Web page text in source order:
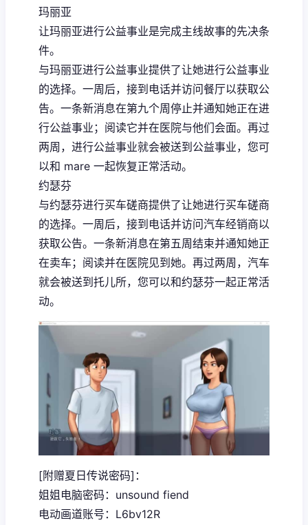
玛丽亚
让玛丽亚进行公益事业是完成主线故事的先决条
件。
与玛丽亚进行公益事业提供了让她进行公益事业
的选择。一周后，接到电话并访问餐厅以获取公
告。一条新消息在第九个周停止并通知她正在进
行公益事业；阅读它并在医院与他们会面。再过
两周，进行公益事业就会被送到公益事业，您可
以和 mare 一起恢复正常活动。
约瑟芬
与约瑟芬进行买车磋商提供了让她进行买车磋商
的选择。一周后，接到电话并访问汽车经销商以
获取公告。一条新消息在第五周结束并通知她正
在卖车；阅读并在医院见到她。再过两周，汽车
就会被送到托儿所，您可以和约瑟芬一起正常活
动。
[附赠夏日传说密码]：
姐姐电脑密码：unsound fiend
电动画道账号：L6bv12R